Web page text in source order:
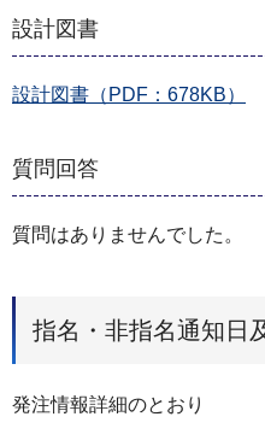
設計図書
設計図書（PDF：678KB）
質問回答
質問はありませんでした。
指名・非指名通知日
発注情報詳細のとおり